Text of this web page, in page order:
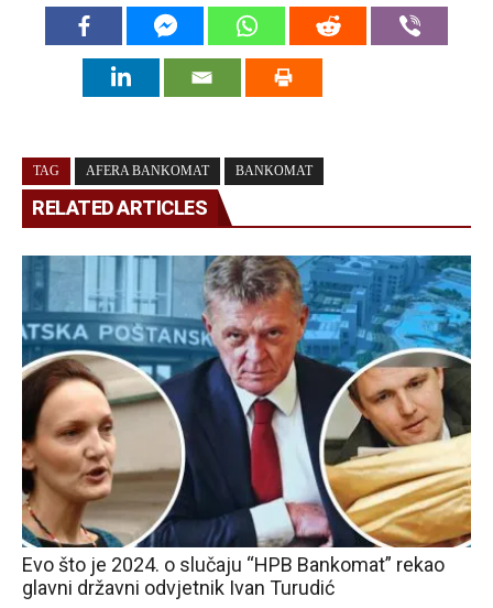
TAG AFERA BANKOMAT BANKOMAT
RELATED ARTICLES
Evo što je 2024. o slučaju “HPB Bankomat” rekao
glavni državni odvjetnik Ivan Turudić